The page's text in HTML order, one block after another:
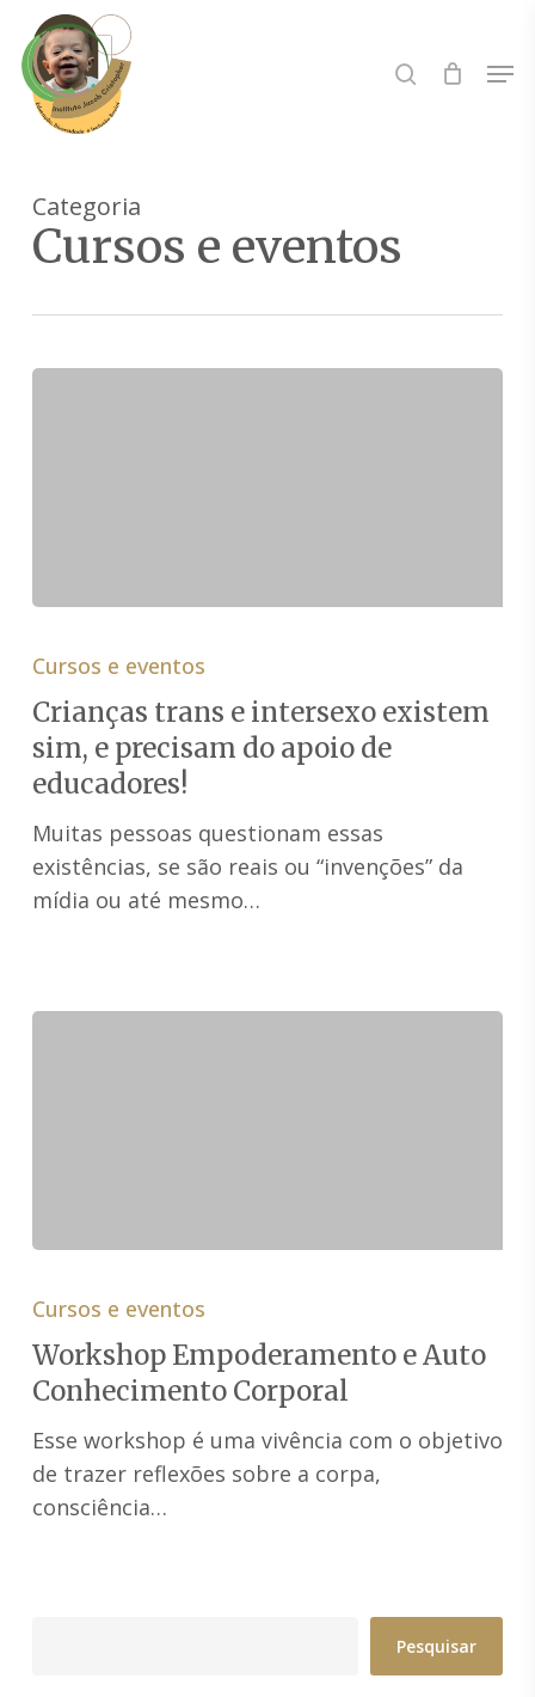
Skip
main
content
Categoria
Cursos e eventos
trans
intersexo
existem
sim,
e
precisam
do
Cursos e eventos
Crianças trans e intersexo existem
sim, e precisam do apoio de
educadores!
Muitas pessoas questionam essas
existências, se são reais ou “invenções” da
mídia ou até mesmo…
Empoderamento
Auto
Conhecimento
Corporal
Cursos e eventos
Workshop Empoderamento e Auto
Conhecimento Corporal
Esse workshop é uma vivência com o objetivo
de trazer reflexões sobre a corpa,
consciência…
Pesquisar